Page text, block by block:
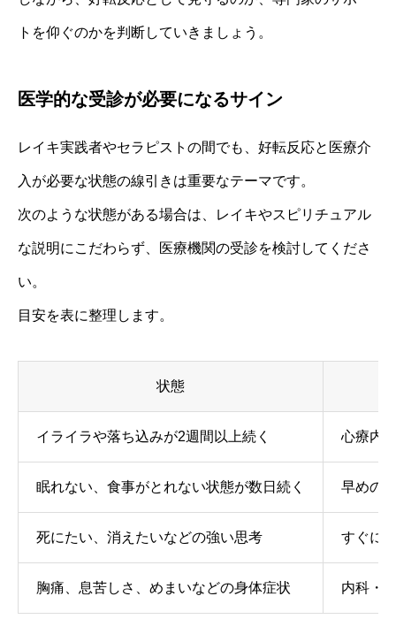
トを仰ぐのかを判断していきましょう。
医学的な受診が必要になるサイン
レイキ実践者やセラピストの間でも、好転反応と医療介
入が必要な状態の線引きは重要なテーマです。
次のような状態がある場合は、レイキやスピリチュアル
な説明にこだわらず、医療機関の受診を検討してくださ
い。
目安を表に整理します。
状態
イライラや落ち込みが2週間以上続く 心療内
眠れない、食事がとれない状態が数日続く 早めの
死にたい、消えたいなどの強い思考 すぐに
胸痛、息苦しさ、めまいなどの身体症状 内科・